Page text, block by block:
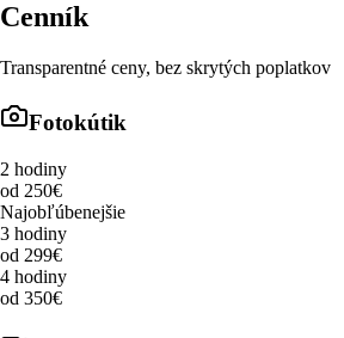
Cenník
Transparentné ceny, bez skrytých poplatkov
Fotokútik
2 hodiny
od 250€
Najobľúbenejšie
3 hodiny
od 299€
4 hodiny
od 350€